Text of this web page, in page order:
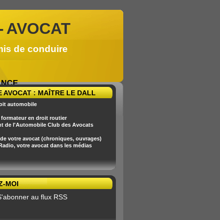
AVOCAT
de conduire
AVOCAT : MAÎTRE LE DALL
automobile
formateur en droit routier
de l'Automobile Club des Avocats
votre avocat (chroniques, ouvrages)
votre avocat dans les médias
MOI
au flux RSS